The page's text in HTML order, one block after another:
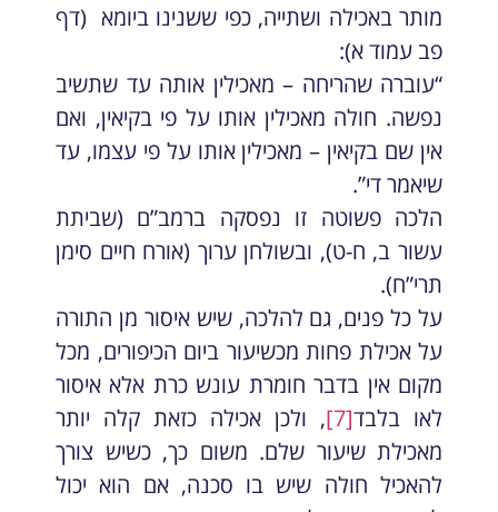
מותר באכילה ושתייה, כפי ששנינו ביומא (דף
פב עמוד א):
“עוברה שהריחה – מאכילין אותה עד שתשיב
נפשה. חולה מאכילין אותו על פי בקיאין, ואם
אין שם בקיאין – מאכילין אותו על פי עצמו, עד
שיאמר די”.
הלכה פשוטה זו נפסקה ברמב”ם (שביתת
עשור ב, ח-ט), ובשולחן ערוך (אורח חיים סימן
תרי”ח).
על כל פנים, גם להלכה, שיש איסור מן התורה
על אכילת פחות מכשיעור ביום הכיפורים, מכל
מקום אין בדבר חומרת עונש כרת אלא איסור
לאו בלבד[7]
, ולכן אכילה כזאת קלה יותר
מאכילת שיעור שלם. משום כך, כשיש צורך
להאכיל חולה שיש בו סכנה, אם הוא יכול